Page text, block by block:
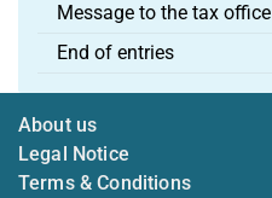
Message to the tax office
End of entries
About us
Legal Notice
Terms & Conditions